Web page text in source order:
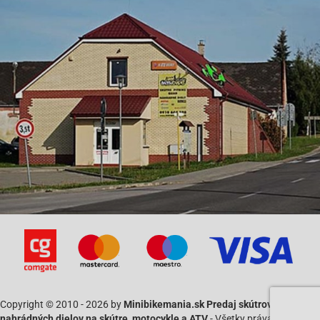
Xinling-XL50QT-B
Xintian (Kinroad)-XT50QT
Zhongyu-ZY50QT-7
Zongshen ZS50QT-4-(Cab 50)
BT13924
Copyright © 2010 - 2026 by Minibikemania.sk Predaj skútrov SYM a